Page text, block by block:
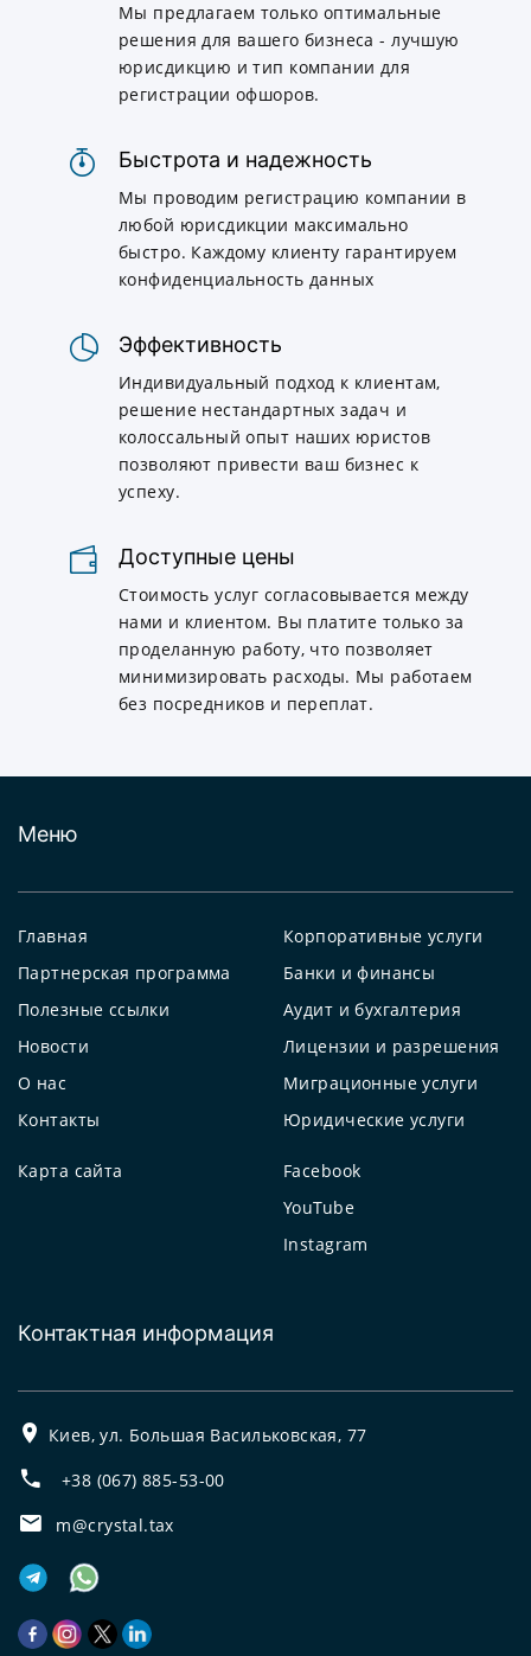
Мы предлагаем только оптимальные
решения для вашего бизнеса - лучшую
юрисдикцию и тип компании для
регистрации офшоров.
Быстрота и надежность
Мы проводим регистрацию компании в
любой юрисдикции максимально
быстро. Каждому клиенту гарантируем
конфиденциальность данных
Эффективность
Индивидуальный подход к клиентам,
решение нестандартных задач и
колоссальный опыт наших юристов
позволяют привести ваш бизнес к
успеху.
Доступные цены
Стоимость услуг согласовывается между
нами и клиентом. Вы платите только за
проделанную работу, что позволяет
минимизировать расходы. Мы работаем
без посредников и переплат.
Меню
Главная
Партнерская программа
Полезные ссылки
Новости
О нас
Контакты
Корпоративные услуги
Банки и финансы
Аудит и бухгалтерия
Лицензии и разрешения
Миграционные услуги
Юридические услуги
Карта сайта
Facebook
YouTube
Instagram
Контактная информация
Киев, ул. Большая Васильковская, 77
+38 (067) 885-53-00
m@crystal.tax